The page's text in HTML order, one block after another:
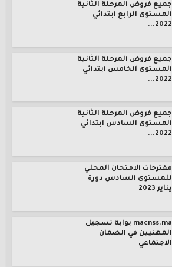
جميع فروض المرحلة الثانية
المستوى الرابع ابتدائي
2022...
جميع فروض المرحلة الثانية
المستوى الخامس ابتدائي
2022...
جميع فروض المرحلة الثانية
المستوى السادس ابتدائي
2022...
مقترحات الامتحان المحلي
للمستوى السادس دورة
يناير 2023
macnss.ma بوابة تسجيل
المهنيين في الضمان
الاجتماعي